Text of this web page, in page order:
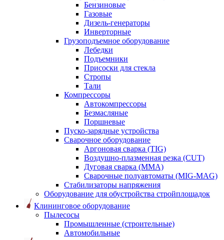
Бензиновые
Газовые
Дизель-генераторы
Инверторные
Грузоподъемное оборудование
Лебедки
Подъемники
Присоски для стекла
Стропы
Тали
Компрессоры
Автокомпрессоры
Безмасляные
Поршневые
Пуско-зарядные устройства
Сварочное оборудование
Аргоновая сварка (TIG)
Воздушно-плазменная резка (CUT)
Дуговая сварка (ММА)
Сварочные полуавтоматы (MIG-MAG)
Стабилизаторы напряжения
Оборудование для обустройства стройплощадок
Клининговое оборудование
Пылесосы
Промышленные (строительные)
Автомобильные